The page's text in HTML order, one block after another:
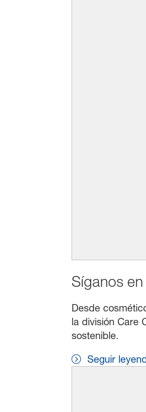
Síganos
Desde
la división Care
sostenible.
Seguir